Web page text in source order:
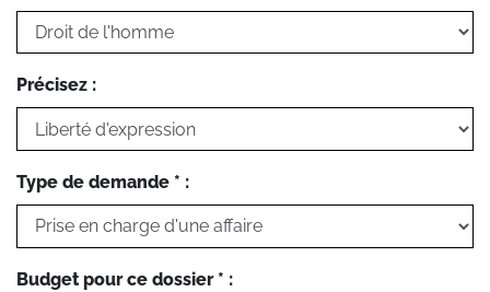
Précisez :
Type de demande * :
Budget pour ce dossier * :